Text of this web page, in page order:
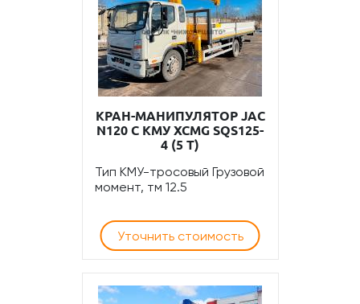
КРАН-МАНИПУЛЯТОР JAC
N120 С КМУ XCMG SQS125-
4 (5 Т)
Тип КМУ-тросовый Грузовой
момент, тм 12.5
Уточнить стоимость